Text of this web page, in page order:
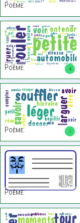
Poème:
4
Poème:
1
Poème:
Poème: